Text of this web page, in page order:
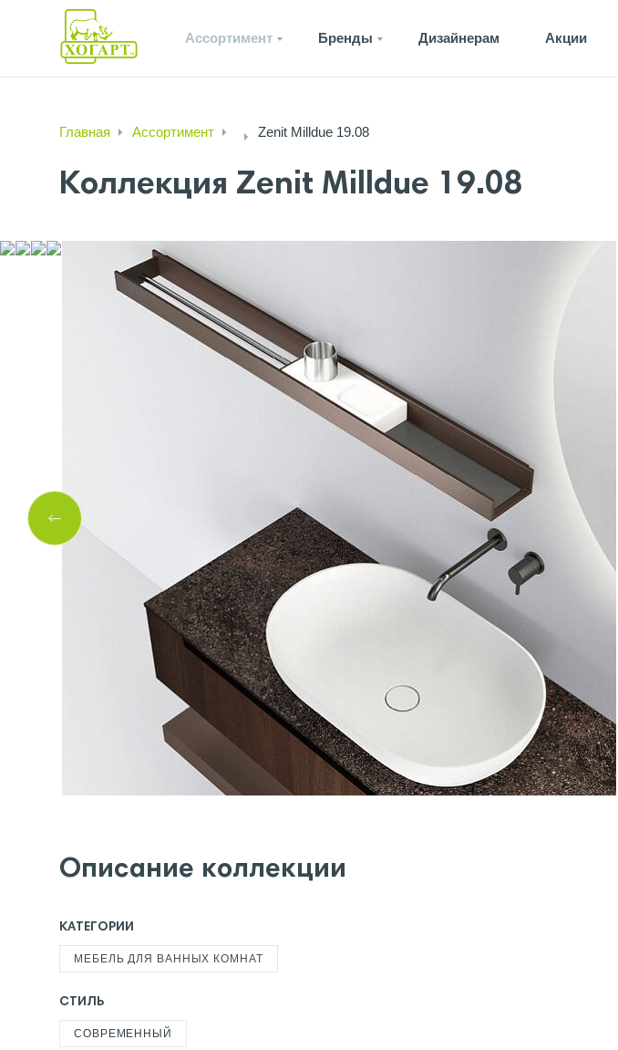
Ассортимент Бренды Дизайнерам Акции
Главная Ассортимент Zenit Milldue 19.08
Коллекция Zenit Milldue 19.08
Описание коллекции
КАТЕГОРИИ
МЕБЕЛЬ ДЛЯ ВАННЫХ КОМНАТ
СТИЛЬ
СОВРЕМЕННЫЙ